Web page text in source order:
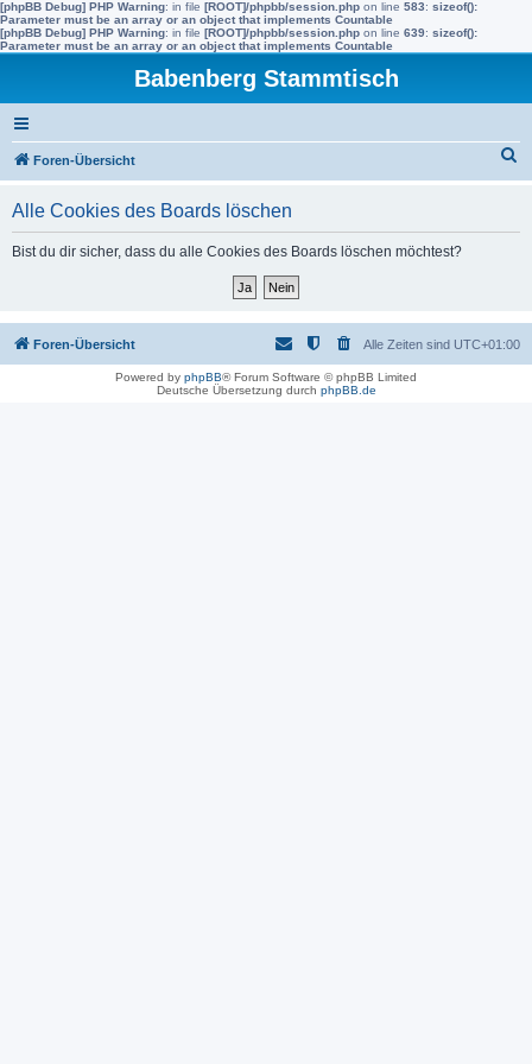
[phpBB Debug] PHP Warning: in file [ROOT]/phpbb/session.php on line 583: sizeof():
Parameter must be an array or an object that implements Countable
[phpBB Debug] PHP Warning: in file [ROOT]/phpbb/session.php on line 639: sizeof():
Parameter must be an array or an object that implements Countable
Babenberg Stammtisch
Foren-Übersicht
Alle Cookies des Boards löschen
Bist du dir sicher, dass du alle Cookies des Boards löschen möchtest?
Foren-Übersicht Alle Zeiten sind UTC+01:00
Powered by phpBB® Forum Software © phpBB Limited
Deutsche Übersetzung durch phpBB.de